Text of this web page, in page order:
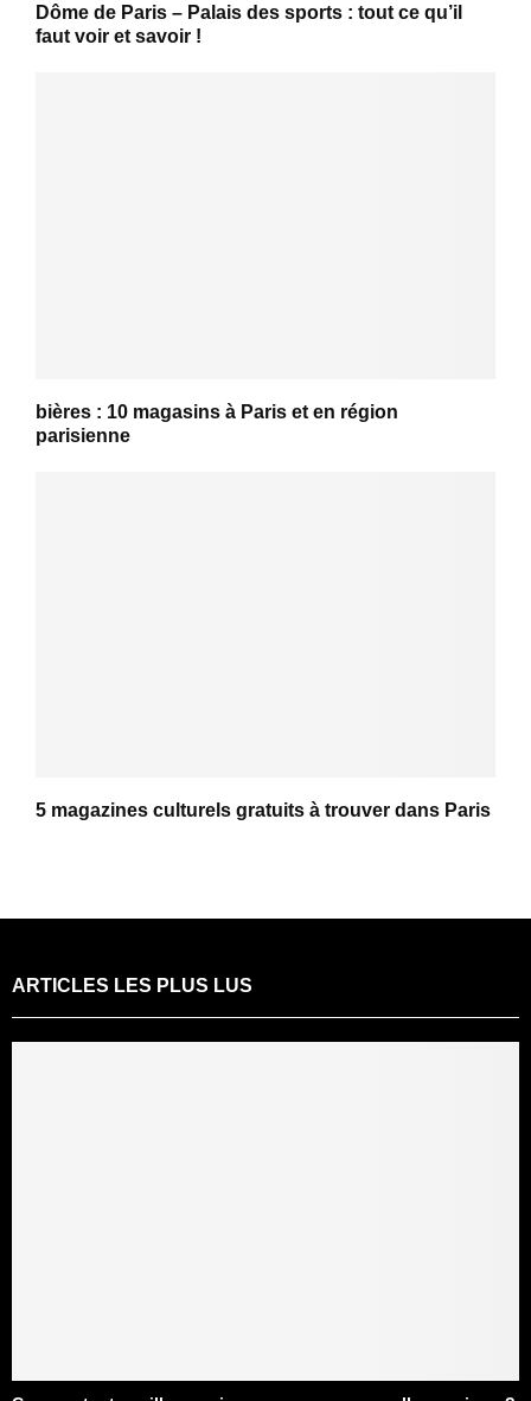
Dôme de Paris – Palais des sports : tout ce qu’il
faut voir et savoir !
bières : 10 magasins à Paris et en région
parisienne
5 magazines culturels gratuits à trouver dans Paris
ARTICLES LES PLUS LUS